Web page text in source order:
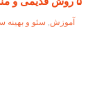
آموزش سئو و بهینه